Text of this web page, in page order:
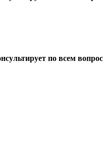
по всем